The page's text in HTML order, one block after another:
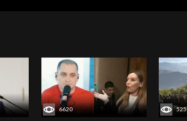
6620